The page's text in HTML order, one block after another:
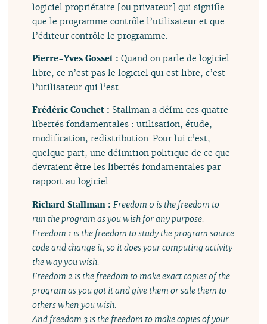
logiciel propriétaire [ou privateur] qui signifie
que le programme contrôle l’utilisateur et que
l’éditeur contrôle le programme.
Pierre-Yves Gosset :Quand on parle de logiciel
libre, ce n’est pas le logiciel qui est libre, c’est
l’utilisateur qui l’est.
Frédéric Couchet : Stallman a défini ces quatre
libertés fondamentales : utilisation, étude,
modification, redistribution. Pour lui c’est,
quelque part, une définition politique de ce que
devraient être les libertés fondamentales par
rapport au logiciel.
Richard Stallman :Freedom 0 is the freedom to
run the program as you wish for any purpose.
Freedom 1 is the freedom to study the program source
code and change it, so it does your computing activity
the way you wish.
Freedom 2 is the freedom to make exact copies of the
program as you got it and give them or sale them to
others when you wish.
And freedom 3 is the freedom to make copies of your